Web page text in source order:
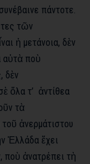
πάντοτε.
τῶν
ἡ μετάνοια, δὲν
αὐτὰ ποὺ
δὲν
ὅλα τ’ ἀντίθεα
τὰ
ἀνερμάτιστου
Ἑλλάδα ἔχει
ποὺ ἀνατρέπει τὴ